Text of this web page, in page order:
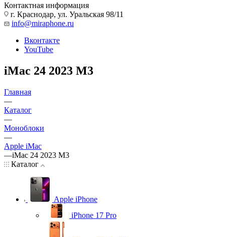
Контактная информация
г. Краснодар, ул. Уральская 98/11
info@miraphone.ru
Вконтакте
YouTube
iMac 24 2023 M3
Главная
—
Каталог
—
Моноблоки
—
Apple iMac
—iMac 24 2023 M3
Каталог
Apple iPhone
iPhone 17 Pro